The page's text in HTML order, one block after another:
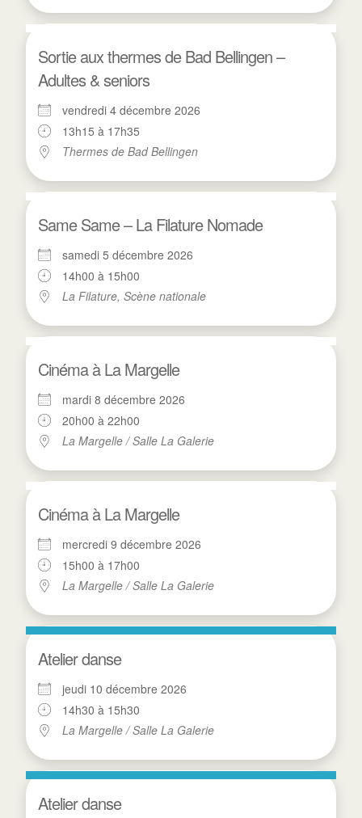
Sortie aux thermes de Bad Bellingen –
Adultes & seniors
vendredi 4 décembre 2026
13h15 à 17h35
Thermes de Bad Bellingen
Same Same – La Filature Nomade
samedi 5 décembre 2026
14h00 à 15h00
La Filature, Scène nationale
Cinéma à La Margelle
mardi 8 décembre 2026
20h00 à 22h00
La Margelle / Salle La Galerie
Cinéma à La Margelle
mercredi 9 décembre 2026
15h00 à 17h00
La Margelle / Salle La Galerie
Atelier danse
jeudi 10 décembre 2026
14h30 à 15h30
La Margelle / Salle La Galerie
Atelier danse